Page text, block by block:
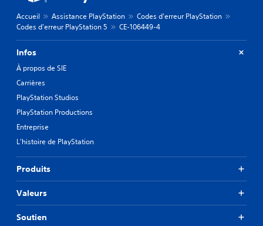
Accueil Assistance PlayStation
Codes d'erreur PlayStation
Codes d'erreur PlayStation 5
CE-106449-4
Infos
À propos de SIE
Carrières
PlayStation Studios
PlayStation Productions
Entreprise
L'histoire de PlayStation
Produits
Valeurs
Soutien